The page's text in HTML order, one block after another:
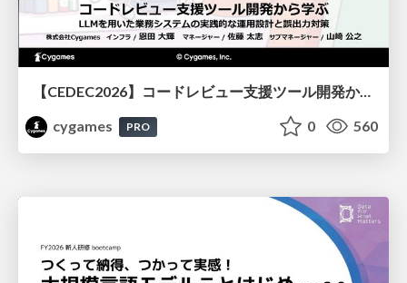
【CEDEC2026】コードレビュー支援ツール開発から学ぶ：LLMを用いた業務システムの実践的な運用設計と誤出力対策
cygames
PRO 0 560